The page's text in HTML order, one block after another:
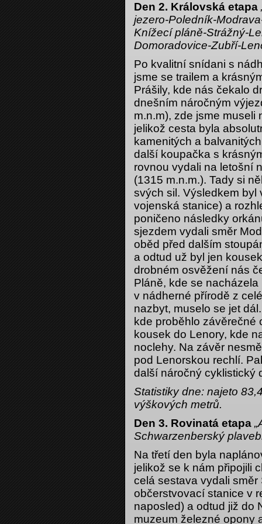
Den 2. Královská etapa
jezero-Poledník-
Knížecí pláně-Strážný-
Domoradovice-Zubří-
Po kvalitní snídani s
jsme se trailem a
Prášily, kde nás čekalo
dnešním náročným
m.n.m), zde jsme museli
jelikož cesta byla
kamenitých a
další koupačka s
rovnou vydali na letošní
(1315 m.n.m.). Tady si
svých sil. Výsledkem byl
vojenská stanice) a
poničeno následky
sjezdem vydali směr
oběd před dalším
a odtud už byl jen
drobném osvěžení nás
Pláně, kde se
v nádherné přírodě z
nazbyt, muselo se jet
kde proběhlo závěrečné
kousek do Lenory, kde
noclehy. Na závěr
pod Lenorskou rechlí.
další náročný cyklistický
Statistiky dne: najeto
výškových metrů.
Den 3. Rovinatá etapa
Schwarzenberský
Na třetí den byla
jelikož se k nám připojili
celá sestava vydali
občerstvovací stanice v
naposled) a odtud již do
muzeum železné opony